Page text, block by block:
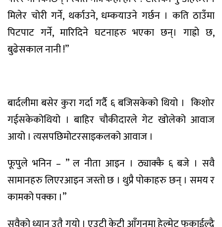
मिलेर चोरी गर्ने, थर्काउने, धम्कयाउने गर्छन । कति ठाउँमा
पिटपाट गर्ने, मारिदिने घटनाहरु भएका छन्। गाह्रो छ,
बुढेसकालनानी!”
बार्दलीमाबसेरकुरागर्दागर्दै ६बजिसकेकोथियो । किशोर
गईसकेकोथियो । बाहिर चौकीदारले गेट खोलेको आवाज
आयो । त्यसपछिमोटरसाइकलकोआवाज ।
फूपुले भनिन– ”ल नीता आइन । ठ्याक्कै ६ बजे । सवै
सामानहरुलिएरआइनजस्तोछ । थुप्रैपोकाहरुछन् । समयर
कामकोपक्का ।”